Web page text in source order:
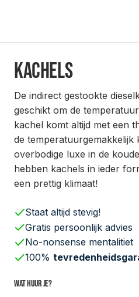
Kachels
De indirect gestookte
geschikt om de
kachel komt altijd met een
de temperatuurgemakkelijk
overbodige luxe in de
hebben kachels in ieder
een prettig klimaat!
Staat altijd stevig!
Gratis persoonlijk advies
No-nonsense mentalitiet
100%
Wat huur je?